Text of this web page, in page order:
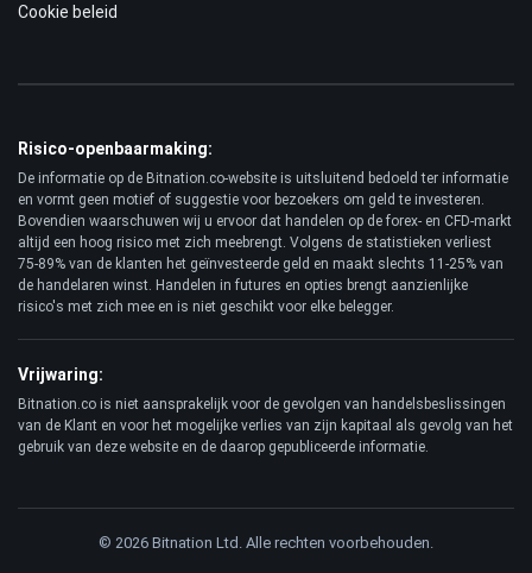
Cookie beleid
Risico-openbaarmaking:
De informatie op de Bitnation.co-website is uitsluitend bedoeld ter informatie
en vormt geen motief of suggestie voor bezoekers om geld te investeren.
Bovendien waarschuwen wij u ervoor dat handelen op de forex- en CFD-markt
altijd een hoog risico met zich meebrengt. Volgens de statistieken verliest
75-89% van de klanten het geïnvesteerde geld en maakt slechts 11-25% van
de handelaren winst. Handelen in futures en opties brengt aanzienlijke
risico's met zich mee en is niet geschikt voor elke belegger.
Vrijwaring:
Bitnation.co is niet aansprakelijk voor de gevolgen van handelsbeslissingen
van de Klant en voor het mogelijke verlies van zijn kapitaal als gevolg van het
gebruik van deze website en de daarop gepubliceerde informatie.
© 2026 Bitnation Ltd. Alle rechten voorbehouden.